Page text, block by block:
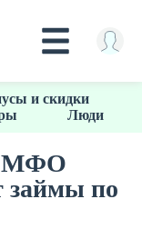
и скидки
Люди
МФО
займы по